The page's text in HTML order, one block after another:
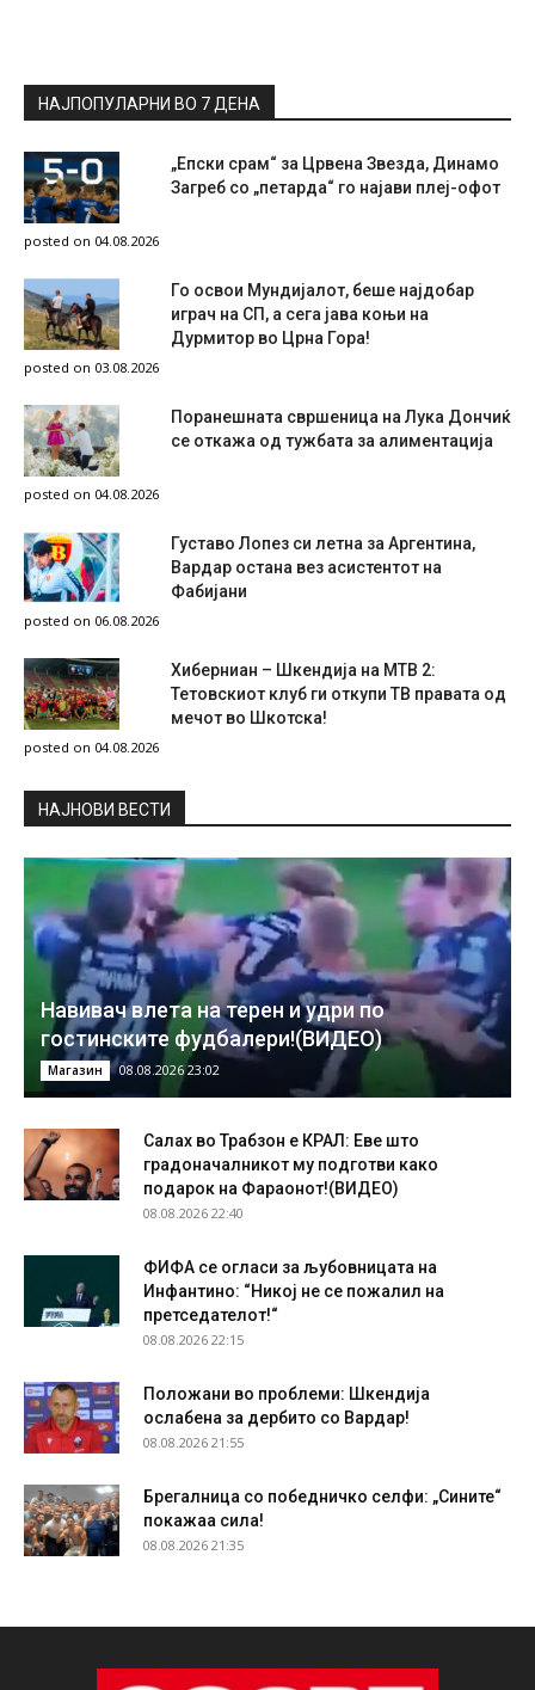
НАЈПОПУЛАРНИ ВО 7 ДЕНА
„Епски срам“ за Црвена Звезда, Динамо
Загреб со „петарда“ го најави плеј-офот
posted on 04.08.2026
Го освои Мундијалот, беше најдобар
играч на СП, а сега јава коњи на
Дурмитор во Црна Гора!
posted on 03.08.2026
Поранешната свршеница на Лука Дончиќ
се откажа од тужбата за алиментација
posted on 04.08.2026
Густаво Лопез си летна за Аргентина,
Вардар остана вез асистентот на
Фабијани
posted on 06.08.2026
Хиберниан – Шкендија на МТВ 2:
Тетовскиот клуб ги откупи ТВ правата од
мечот во Шкотска!
posted on 04.08.2026
НAЈНОВИ ВЕСТИ
Навивач влета на терен и удри по
гостинските фудбалери!(ВИДЕО)
Магазин 08.08.2026 23:02
Салах во Трабзон е КРАЛ: Еве што
градоначалникот му подготви како
подарок на Фараонот!(ВИДЕО)
08.08.2026 22:40
ФИФА се огласи за љубовницата на
Инфантино: “Никој не се пожалил на
претседателот!“
08.08.2026 22:15
Положани во проблеми: Шкендија
ослабена за дербито со Вардар!
08.08.2026 21:55
Брегалница со победничко селфи: „Сините“
покажаа сила!
08.08.2026 21:35